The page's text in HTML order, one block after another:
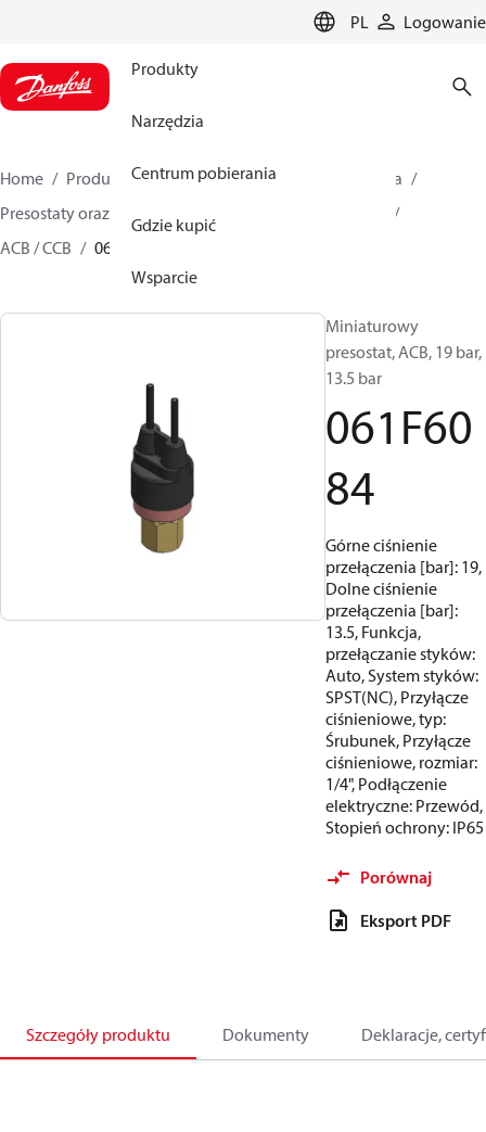
PL Logowanie
Produkty
Narzędzia
Centrum pobierania
Gdzie kupić
Wsparcie
Home Produkty
Climate Solutions dla chłodnictwa
Presostaty oraz termostaty
ACB / CCB
061F6084
Miniaturowy
presostat, ACB, 19 bar,
13.5 bar
061F60
84
Górne ciśnienie
przełączenia [bar]: 19,
Dolne ciśnienie
przełączenia [bar]:
13.5, Funkcja,
przełączanie styków:
Auto, System styków:
SPST(NC), Przyłącze
ciśnieniowe, typ:
Śrubunek, Przyłącze
ciśnieniowe, rozmiar:
1/4", Podłączenie
elektryczne: Przewód,
Stopień ochrony: IP65
Porównaj
Eksport PDF
Szczegóły produktu Dokumenty Deklaracje,